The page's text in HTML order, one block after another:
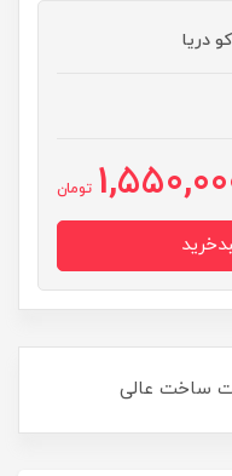
دریا
تومان
ساخت عالی